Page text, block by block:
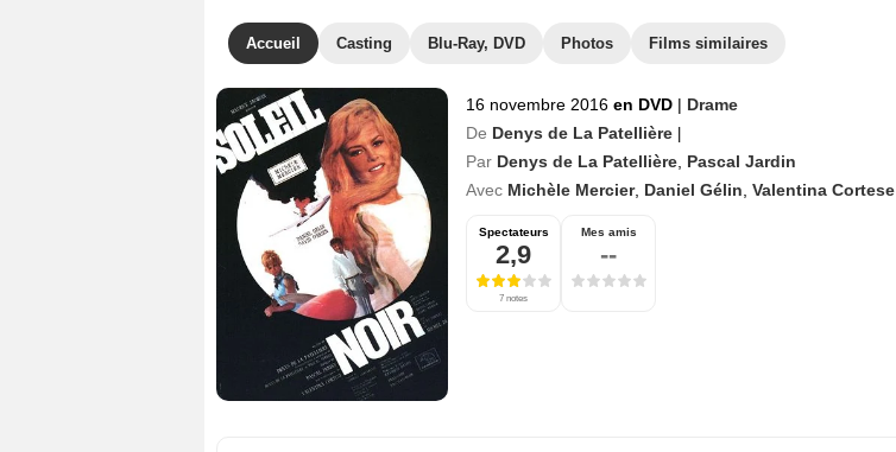
Accueil Casting Blu-Ray, DVD Photos Films similaires
16 novembre 2016 en DVD | Drame
De Denys de La Patellière
Par Denys de La Patellière Pascal Jardin
Avec Michèle Mercier, Daniel Gélin Valentina Cortese
Spectateurs
2,9
7 notes
Mes amis
--